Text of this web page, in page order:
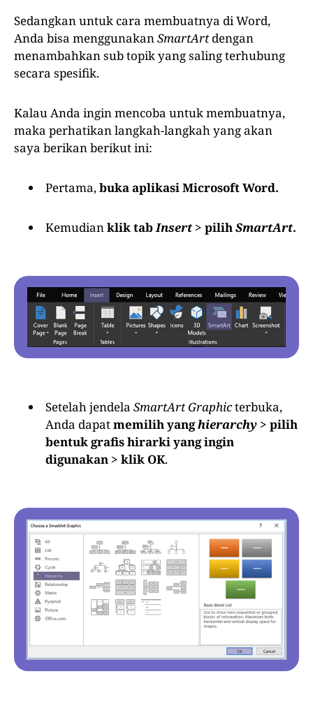
Sedangkan untuk cara membuatnya di Word,
Anda bisa menggunakanSmartArtdengan
menambahkan sub topik yang saling terhubung
secara spesifik.
Kalau Anda ingin mencoba untuk membuatnya,
maka perhatikan langkah-langkah yang akan
saya berikan berikut ini:
Pertama,buka aplikasi Microsoft Word.
Kemudianklik tabInsert> pilihSmartArt.
Setelah jendela SmartArt Graphicterbuka,
Anda dapatmemilih yanghierarchy> pilih
bentuk grafis hirarki yang ingin
digunakan > klik OK.